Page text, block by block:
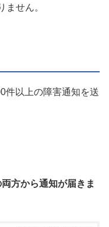
ません。
件以上の障害通知を送
方から通知が届きま